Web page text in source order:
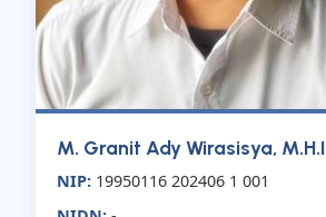
M. Granit Ady Wirasisya, M.H.I
NIP: 19950116 202406 1 001